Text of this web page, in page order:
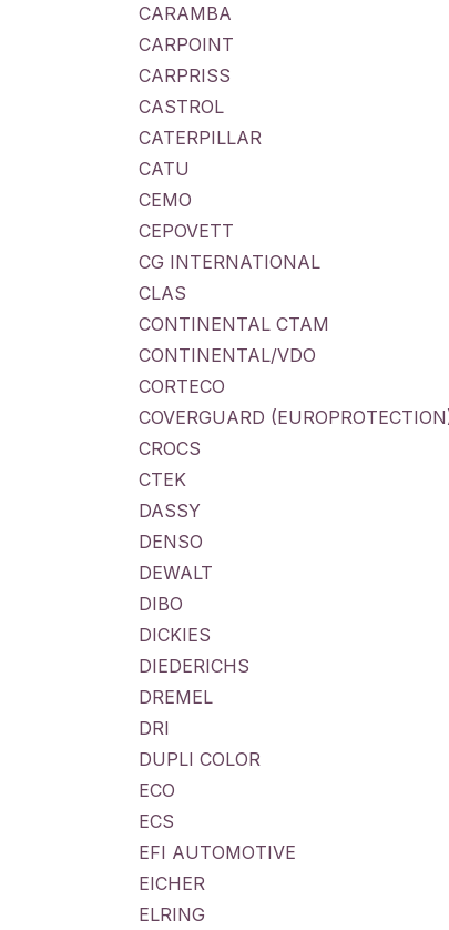
CARAMBA
CARPOINT
CARPRISS
CASTROL
CATERPILLAR
CATU
CEMO
CEPOVETT
CG INTERNATIONAL
CLAS
CONTINENTAL CTAM
CONTINENTAL/VDO
CORTECO
COVERGUARD
CROCS
CTEK
DASSY
DENSO
DEWALT
DIBO
DICKIES
DIEDERICHS
DREMEL
DRI
DUPLI COLOR
ECO
ECS
EFI AUTOMOTIVE
EICHER
ELRING